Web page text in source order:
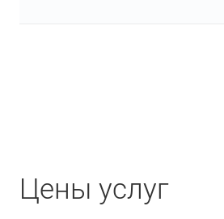
Цены услуг